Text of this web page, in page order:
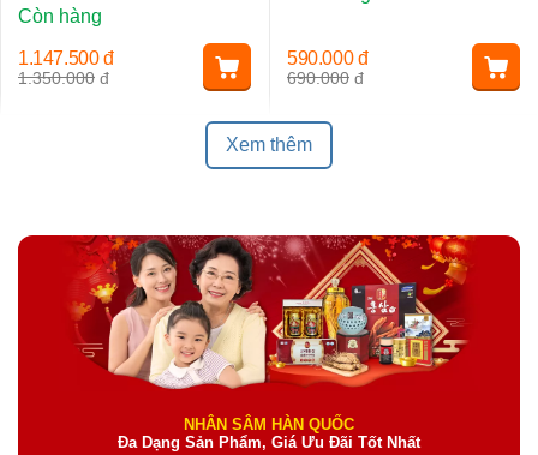
Còn hàng
1.350.000 đ
1.147.500 đ
690.000 đ
590.000 đ
Xem thêm
NHÂN SÂM HÀN QUỐC
Đa Dạng Sản Phẩm, Giá Ưu Đãi Tốt Nhất